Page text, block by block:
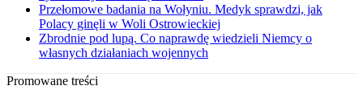
Przełomowe badania na Wołyniu. Medyk sprawdzi, jak
Polacy ginęli w Woli Ostrowieckiej
Zbrodnie pod lupą. Co naprawdę wiedzieli Niemcy o
własnych działaniach wojennych
Promowane treści